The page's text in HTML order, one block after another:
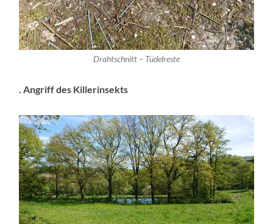
Drahtschnitt – Tüdelreste
. Angriff des Killerinsekts